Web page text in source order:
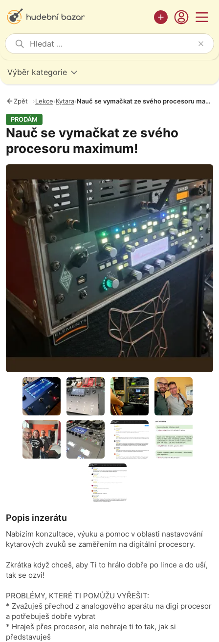
Výběr kategorie
Zpět ›Lekce›Kytara› Nauč se vymačkat ze svého procesoru maximum!
PRODÁM
Nauč se vymačkat ze svého
procesoru maximum!
Fotografie
Popis inzerátu
Nabízím konzultace, výuku a pomoc v oblasti nastavování
kytarových zvuků se zaměřením na digitální procesory.
Zkrátka když chceš, aby Ti to hrálo dobře po lince a do uší,
tak se ozvi!
PROBLÉMY, KTERÉ TI POMŮŽU VYŘEŠIT:
* Zvažuješ přechod z analogového aparátu na digi procesor
a potřebuješ dobře vybrat
* Hraješ přes procesor, ale nehraje ti to tak, jak si
představuješ